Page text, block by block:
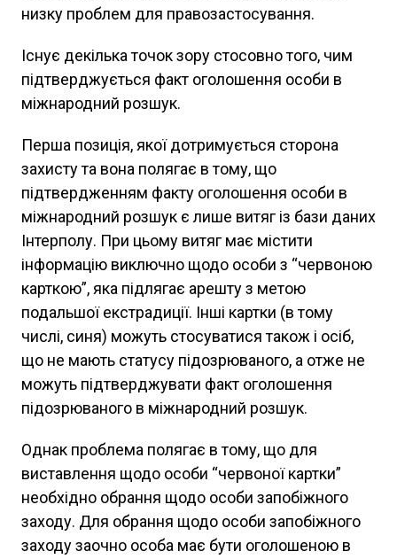
низку проблем для правозастосування.
Існує декілька точок зору стосовно того, чим
підтверджується факт оголошення особи в
міжнародний розшук.
Перша позиція, якої дотримується сторона
захисту та вона полягає в тому, що
підтвердженням факту оголошення особи в
міжнародний розшук є лише витяг із бази даних
Інтерполу. При цьому витяг має містити
інформацію виключно щодо особи з “червоною
карткою”, яка підлягає арешту з метою
подальшої екстрадиції. Інші картки (в тому
числі, синя) можуть стосуватися також і осіб,
що не мають статусу підозрюваного, а отже не
можуть підтверджувати факт оголошення
підозрюваного в міжнародний розшук.
Однак проблема полягає в тому, що для
виставлення щодо особи “червоної картки”
необхідно обрання щодо особи запобіжного
заходу. Для обрання щодо особи запобіжного
заходу заочно особа має бути оголошеною в